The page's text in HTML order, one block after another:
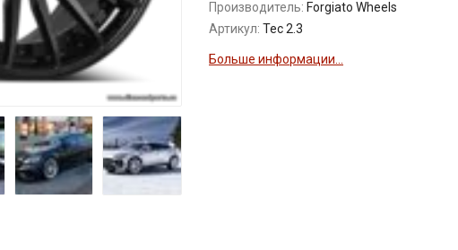
Производитель: Forgiato Wheels
Артикул: Tec 2.3
Больше информации...